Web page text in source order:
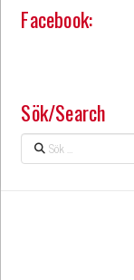
Facebook:
Sök/Search
Sök
…